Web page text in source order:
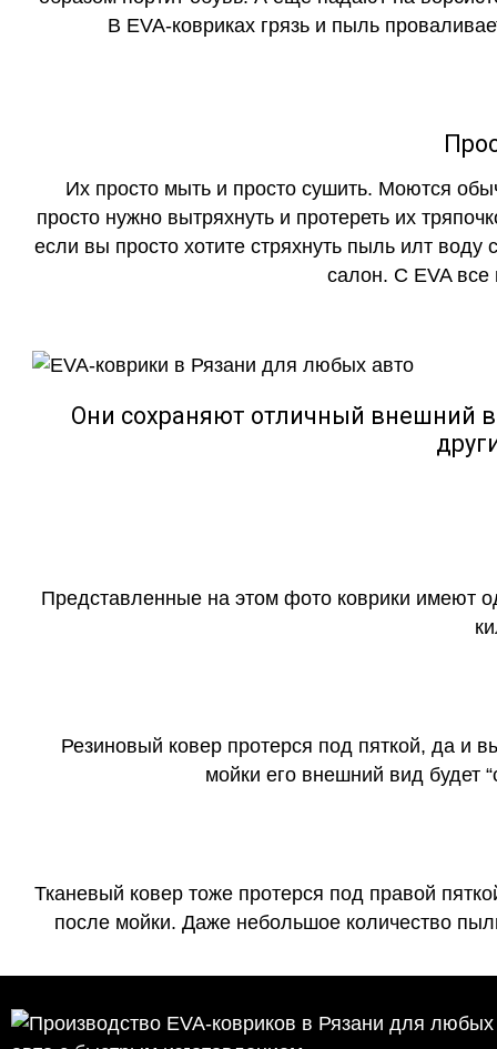
В EVA-ковриках грязь и пыль
Их просто мыть и просто сушить. Моются
просто нужно вытряхнуть и протереть их
если вы просто хотите стряхнуть пыль илт воду
салон. С EVA все
Они сохраняют отличный внешний
Представленные на этом фото коврики имеют
Резиновый ковер протерся под пяткой, да и
мойки его внешний вид будет
Тканевый ковер тоже протерся под правой
после мойки. Даже небольшое количество